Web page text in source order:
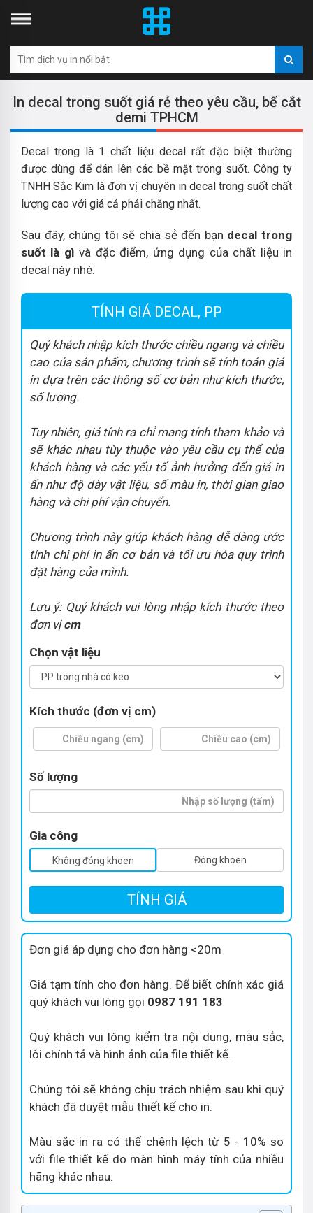
In decal trong suốt giá rẻ theo yêu cầu, bế cắt
demi TPHCM
Decal trong là 1 chất liệu decal rất đặc biệt thường
được dùng để dán lên các bề mặt trong suốt. Công ty
TNHH Sắc Kim là đơn vị chuyên in decal trong suốt chất
lượng cao với giá cả phải chăng nhất.
Sau đây, chúng tôi sẽ chia sẻ đến bạn decal trong
suốt là gì và đặc điểm, ứng dụng của chất liệu in
decal này nhé.
TÍNH GIÁ DECAL, PP
Quý khách nhập kích thước chiều ngang và chiều
cao của sản phẩm, chương trình sẽ tính toán giá
in dựa trên các thông số cơ bản như kích thước,
số lượng.
Tuy nhiên, giá tính ra chỉ mang tính tham khảo và
sẽ khác nhau tùy thuộc vào yêu cầu cụ thể của
khách hàng và các yếu tố ảnh hưởng đến giá in
ấn như độ dày vật liệu, số màu in, thời gian giao
hàng và chi phí vận chuyển.
Chương trình này giúp khách hàng dễ dàng ước
tính chi phí in ấn cơ bản và tối ưu hóa quy trình
đặt hàng của mình.
Lưu ý: Quý khách vui lòng nhập kích thước theo
đơn vịcm
Chọn vật liệu
Kích thước (đơn vị cm)
Số lượng
Gia công
Không đóng khoen Đóng khoen
TÍNH GIÁ
Đơn giá áp dụng cho đơn hàng <20m
Giá tạm tính cho đơn hàng. Để biết chính xác giá
quý khách vui lòng gọi 0987 191 183
Quý khách vui lòng kiểm tra nội dung, màu sắc,
lỗi chính tả và hình ảnh của file thiết kế.
Chúng tôi sẽ không chịu trách nhiệm sau khi quý
khách đã duyệt mẫu thiết kế cho in.
Màu sắc in ra có thể chênh lệch từ 5 - 10% so
với file thiết kế do màn hình máy tính của nhiều
hãng khác nhau.